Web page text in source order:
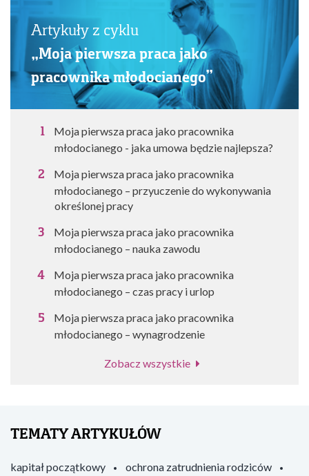
Artykuły z cyklu
„Moja pierwsza praca jako
pracownika młodocianego”
Moja pierwsza praca jako pracownika
młodocianego - jaka umowa będzie najlepsza?
Moja pierwsza praca jako pracownika
młodocianego – przyuczenie do wykonywania
określonej pracy
Moja pierwsza praca jako pracownika
młodocianego – nauka zawodu
Moja pierwsza praca jako pracownika
młodocianego – czas pracy i urlop
Moja pierwsza praca jako pracownika
młodocianego – wynagrodzenie
Zobacz wszystkie
TEMATY ARTYKUŁÓW
kapitał początkowy
ochrona zatrudnienia rodziców